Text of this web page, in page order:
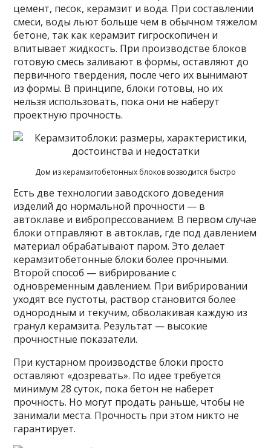
цемент, песок, керамзит и вода. При составлении
смеси, воды льют больше чем в обычном тяжелом
бетоне, так как керамзит гигроскопичен и
впитывает жидкость. При производстве блоков
готовую смесь заливают в формы, оставляют до
первичного твердения, после чего их вынимают
из формы. В принципе, блоки готовы, но их
нельзя использовать, пока они не наберут
проектную прочность.
Дом из керамзитобетонных блоков возводится быстро
Есть две технологии заводского доведения
изделий до нормальной прочности — в
автоклаве и вибропрессованием. В первом случае
блоки отправляют в автоклав, где под давлением
материал обрабатывают паром. Это делает
керамзитобетонные блоки более прочными.
Второй способ — вибрирование с
одновременным давлением. При вибрировании
уходят все пустоты, раствор становится более
однородным и текучим, обволакивая каждую из
гранул керамзита. Результат — высокие
прочностные показатели.
При кустарном производстве блоки просто
оставляют «дозревать». По идее требуется
минимум 28 суток, пока бетон не наберет
прочность. Но могут продать раньше, чтобы не
занимали места. Прочность при этом никто не
гарантирует.